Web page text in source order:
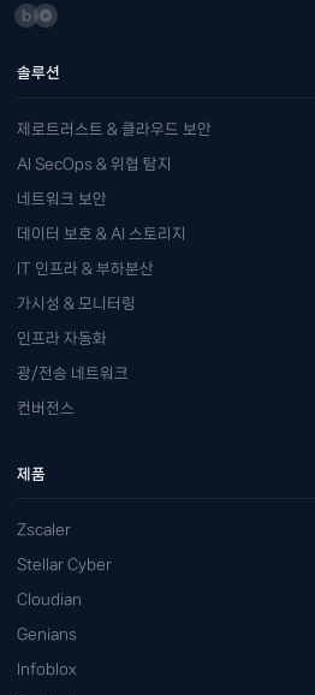
솔루션
제로트러스트 & 클라우드 보안
AI SecOps & 위협 탐지
네트워크 보안
데이터 보호 & AI 스토리지
IT 인프라 & 부하분산
가시성 & 모니터링
인프라 자동화
광/전송 네트워크
컨버전스
제품
Zscaler
Stellar Cyber
Cloudian
Genians
Infoblox